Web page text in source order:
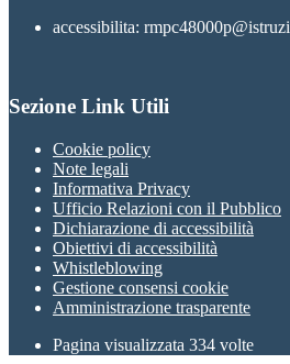
accessibilita:
Sezione Link Utili
Cookie policy
Note legali
Informativa Privacy
Ufficio Relazioni con il Pubblico
Dichiarazione di accessibilità
Obiettivi di accessibilità
Whistleblowing
Gestione consensi cookie
Amministrazione trasparente
Pagina visualizzata 334 volte